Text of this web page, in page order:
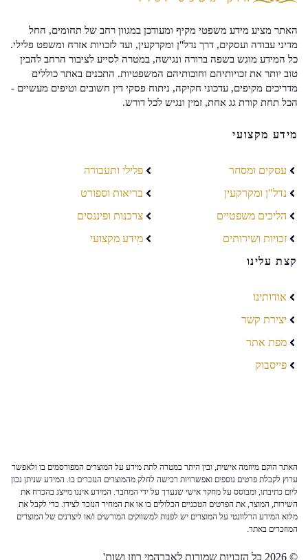
האתר מציע מידע משפטי מקיף ומעודכן במגוון רחב של תחומים, החל
מדיני עבודה ועסקים, דרך נדל"ן ומקרקעין, ועד לזכויות אזרח ומשפט פלילי.
כל המידע מוגש בשפה ברורה ונגישה, במטרה לסייע לציבור הרחב להבין
טוב יותר את זכויותיהם וחובותיהם המשפטיות. התכנים באתר כוללים
מדריכים מקיפים, עדכוני חקיקה, ניתוח פסקי דין חשובים וטיפים מעשיים -
הכל תחת קורת גג אחת, זמין ונגיש לכל דורש.
מידע מקצועי
עסקים ומסחר
נדל"ן ומקרקעין
הליכים משפטיים
זכויות ושירותים
פלילי ותעבורה
בריאות וספורט
צרכנות ופיננסים
מידע מקצועי
קצת עלינו
אודותינו
יצירת קשר
מפת אתר
פייסבוק
האתר הוקם מיוזמה אישית, ובין היתר במטרה לתת מידע על המוצרים המפורסמים בו ולאפשר
ערוץ לקבלת פרטים נוספים ואפשרויות רכישה לחלק מהמוצרים הנזכרים בו. המידע שניתן נכון
ליום כתיבתו, ומבוסס על מחקר אישי שנערך על ידי המחבר. המידע איננו מייצג בהכרח את
השירות, המוצר, את הפרטים הטכניים הכלולים בו או את המחיר הנזכר לצידו. כדי לקבל את
מלוא המידע הרלוונטי על המוצרים יש לפנות למשווקים המורשים ו/או ליצרנים של המוצרים
המוזכרים באתר.
© 2026 כל הזכויות שמורות לאברהמי רוזן ושות'